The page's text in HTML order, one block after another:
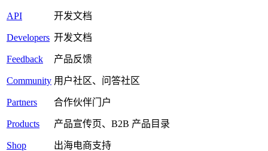
API 开发文档
Developers 开发文档
Feedback 产品反馈
Community 用户社区、问答社区
Partners 合作伙伴门户
Products 产品宣传页、B2B 产品目录
Shop 出海电商支持